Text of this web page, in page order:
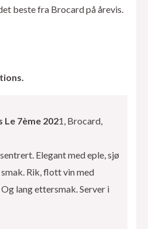
beste fra Brocard på årevis.
Le 7ème 2021, Brocard,
Elegant med eple, sjø
Rik, flott vin med
lang ettersmak. Server i